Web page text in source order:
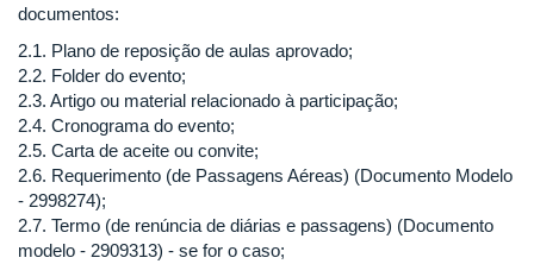
documentos:
2.1. Plano de reposição de aulas aprovado;
2.2. Folder do evento;
2.3. Artigo ou material relacionado à participação;
2.4. Cronograma do evento;
2.5. Carta de aceite ou convite;
2.6. Requerimento (de Passagens Aéreas) (Documento Modelo
- 2998274);
2.7. Termo (de renúncia de diárias e passagens) (Documento
modelo - 2909313) - se for o caso;